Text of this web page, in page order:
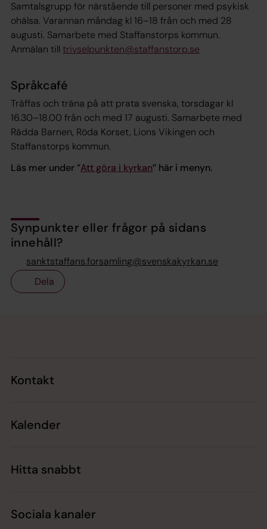
Samtalsgrupp för närstående till personer med psykisk
ohälsa. Varannan måndag kl 16–18 från och med 28
augusti. Samarbete med Staffanstorps kommun.
Anmälan till trivselpunkten@staffanstorp.se
Språkcafé
Träffas och träna på att prata svenska, torsdagar kl
16.30–18.00 från och med 17 augusti. Samarbete med
Rädda Barnen, Röda Korset, Lions Vikingen och
Staffanstorps kommun.
Läs mer under ”Att göra i kyrkan” här i menyn.
Synpunkter eller frågor på sidans
innehåll?
sanktstaffans.forsamling@svenskakyrkan.se
Dela
Kontakt
Kalender
Hitta snabbt
Sociala kanaler